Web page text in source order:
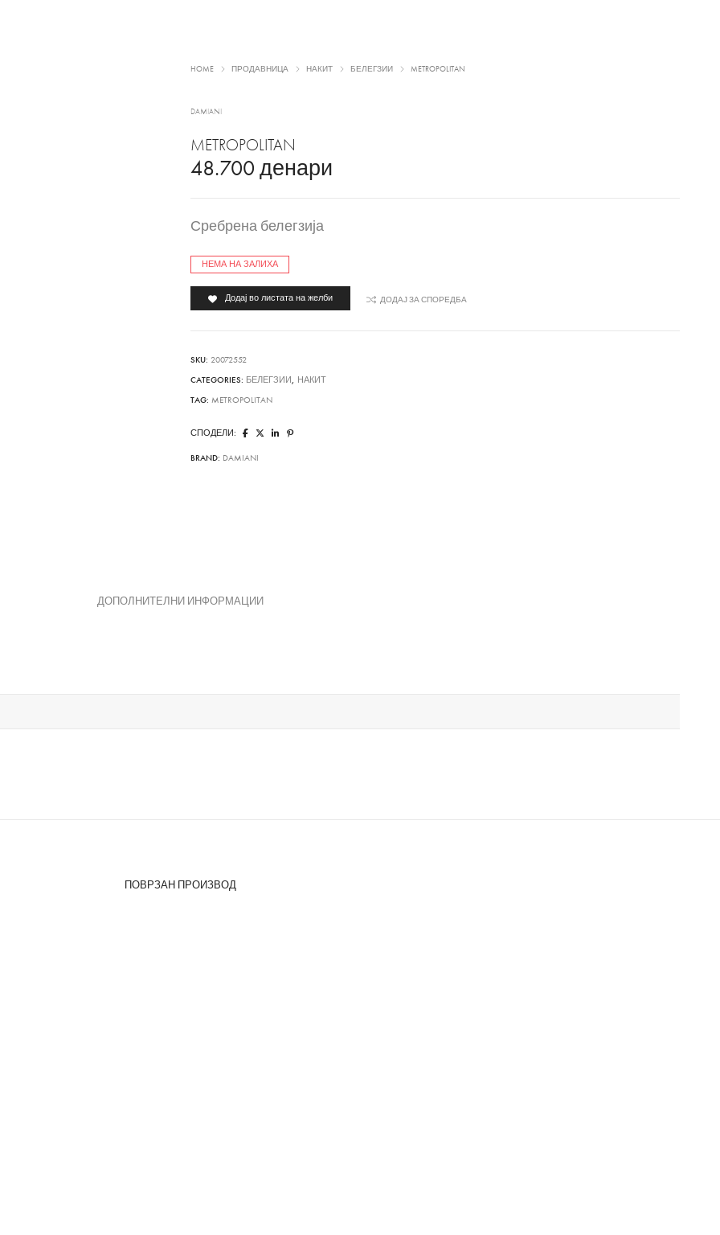
HOME ПРОДАВНИЦА НАКИТ БЕЛЕГЗИИ METROPOLITAN
DAMIANI
METROPOLITAN
48.700денари
Сребрена белегзија
НЕМА НА ЗАЛИХА
Додај во листата на желби ДОДАЈ ЗА СПОРЕДБА
SKU: 20072552
CATEGORIES: БЕЛЕГЗИИ , НАКИТ
TAG:METROPOLITAN
СПОДЕЛИ:
BRAND: DAMIANI
ДОПОЛНИТЕЛНИ ИНФОРМАЦИИ
ПОВРЗАН ПРОИЗВОД